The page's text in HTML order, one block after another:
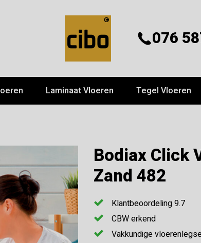
076
Laminaat Vloeren Tegel Vloeren
Bodiax Click
Zand 482
Klantbeoordeling 9.7
CBW erkend
Vakkundige